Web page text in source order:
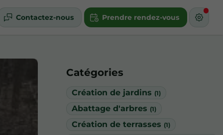
Contactez-nous Prendre rendez-vous
Catégories
Création de jardins (1)
Abattage d'arbres (1)
Création de terrasses (1)